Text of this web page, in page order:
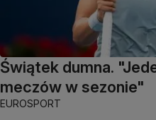
Świątek dumna.
meczów w sezonie"
EUROSPORT